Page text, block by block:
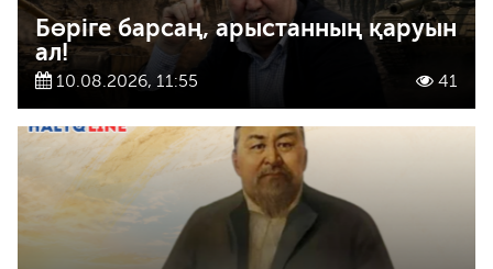
Бөріге барсаң, арыстанның қаруын
ал!
10.08.2026, 11:55 41